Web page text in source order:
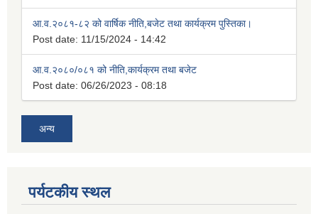
आ.व.२०८१-८२ को वार्षिक नीति,बजेट तथा कार्यक्रम पुस्तिका।
Post date: 11/15/2024 - 14:42
आ.व.२०८०/०८१ को नीति,कार्यक्रम तथा बजेट
Post date: 06/26/2023 - 08:18
अन्य
पर्यटकीय स्थल